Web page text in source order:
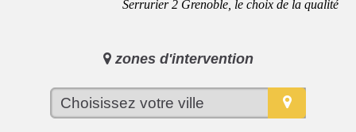
Serrurier 2 Grenoble, le choix de la qualité
zones d'intervention